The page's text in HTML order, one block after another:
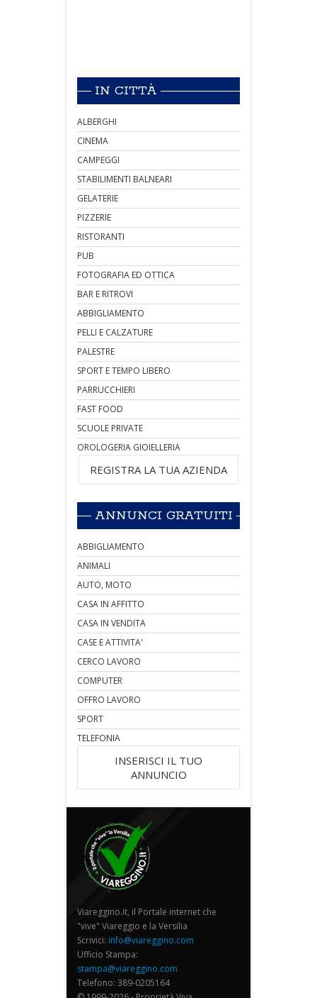
IN CITTÀ
ALBERGHI
CINEMA
CAMPEGGI
STABILIMENTI BALNEARI
GELATERIE
PIZZERIE
RISTORANTI
PUB
FOTOGRAFIA ED OTTICA
BAR E RITROVI
ABBIGLIAMENTO
PELLI E CALZATURE
PALESTRE
SPORT E TEMPO LIBERO
PARRUCCHIERI
FAST FOOD
SCUOLE PRIVATE
OROLOGERIA GIOIELLERIA
REGISTRA LA TUA AZIENDA
ANNUNCI GRATUITI
ABBIGLIAMENTO
ANIMALI
AUTO, MOTO
CASA IN AFFITTO
CASA IN VENDITA
CASE E ATTIVITA'
CERCO LAVORO
COMPUTER
OFFRO LAVORO
SPORT
TELEFONIA
INSERISCI IL TUO
ANNUNCIO
Viareggino.it, il Portale internet che
"vive" Viareggio e la Versilia
Scrivici: info@viareggino.com
Ufficio Stampa:
stampa@viareggino.com
Telefono: 389-0205164